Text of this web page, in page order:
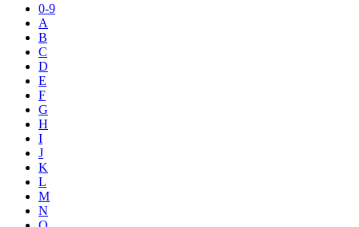
0-9
A
B
C
D
E
F
G
H
I
J
K
L
M
N